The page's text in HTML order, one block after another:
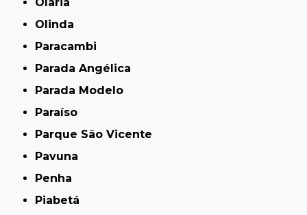
Olinda
Paracambi
Parada Angélica
Parada Modelo
Paraíso
Parque São Vicente
Pavuna
Penha
Piabetá